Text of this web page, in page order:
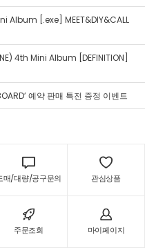
Album [.exe] MEET&DIY&CALL
4th Mini Album [DEFINITION]
예약 판매 특전 증정 이벤트
매/대량/공구문의 관심상품
주문조회 마이페이지